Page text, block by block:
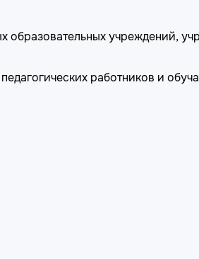
образовательных учреждений,
работников и